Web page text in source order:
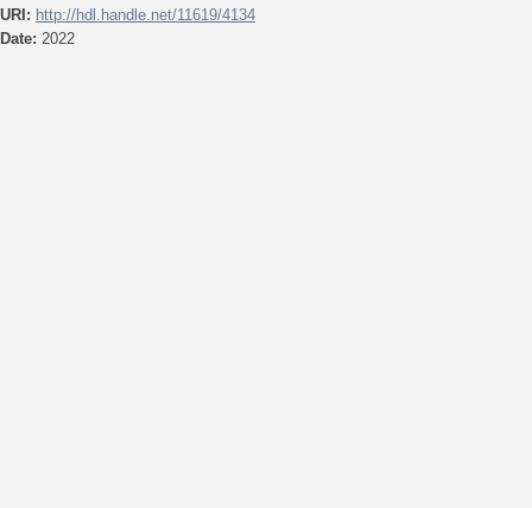
URI: http://hdl.handle.net/11619/4134
Date: 2022